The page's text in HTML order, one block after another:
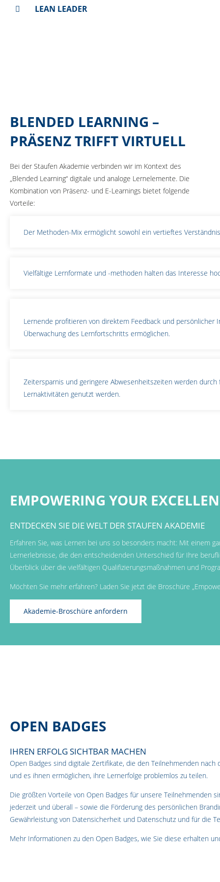
Nachwuchskräfte an die Übernahme von
LEAN LEADER
BLENDED LEARNING –
PRÄSENZ TRIFFT VIRTUELL
Bei der Staufen Akademie verbinden wir im Kontext des
„Blended Learning“ digitale und analoge Lernelemente. Die
Kombination von Präsenz- und E-Learnings bietet folgende
Vorteile:
Der Methoden-Mix ermöglicht sowohl ein vertieftes
Vielfältige Lernformate und -methoden halten das Interesse
Lernende profitieren von direktem Feedback und persönlicher
Überwachung des Lernfortschritts ermöglichen.
Zeitersparnis und geringere Abwesenheitszeiten werden
Lernaktivitäten genutzt werden.
EMPOWERING YOUR
ENTDECKEN SIE DIE WELT DER STAUFEN AKADEMIE
Erfahren Sie, was Lernen bei uns so besonders macht: Mit einem
Lernerlebnisse, die den entscheidenden Unterschied für Ihre
Überblick über die vielfältigen Qualifizierungsmaßnahmen und
Möchten Sie mehr erfahren? Laden Sie jetzt die Broschüre
Akademie-Broschüre anfordern
OPEN BADGES
IHREN ERFOLG SICHTBAR MACHEN
Open Badges sind digitale Zertifikate, die den Teilnehmenden
und es ihnen ermöglichen, ihre Lernerfolge problemlos zu teilen.
Die größten Vorteile von Open Badges für unsere Teilnehmenden
jederzeit und überall – sowie die Förderung des persönlichen
Gewährleistung von Datensicherheit und Datenschutz und für die
Mehr Informationen zu den Open Badges, wie Sie diese erhalten